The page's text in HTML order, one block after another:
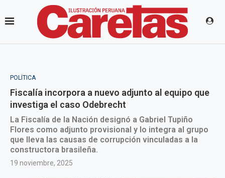
POLÍTICA
Fiscalía incorpora a nuevo adjunto al equipo que
investiga el caso Odebrecht
La Fiscalía de la Nación designó a Gabriel Tupiño
Flores como adjunto provisional y lo integra al grupo
que lleva las causas de corrupción vinculadas a la
constructora brasileña.
19 noviembre, 2025